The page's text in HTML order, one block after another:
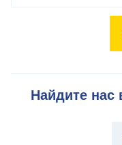
Найдите нас